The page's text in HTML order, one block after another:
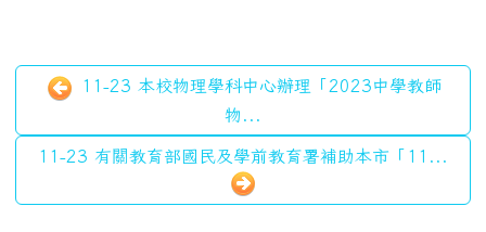
11-23 本校物理學科中心辦理「2023中學教師
物...
11-23 有關教育部國民及學前教育署補助本市「11...